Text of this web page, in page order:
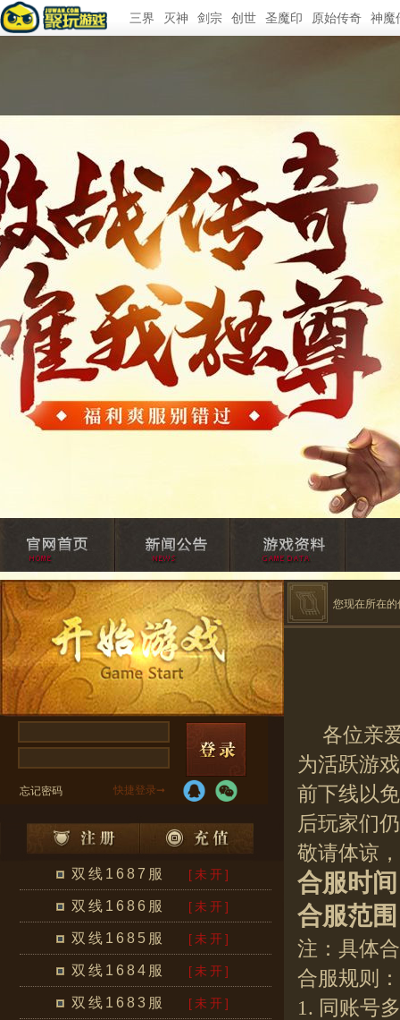
三界 灭神 剑宗 创世 圣魔印 原始传奇 神魔
双线1687服 [未开]
双线1686服 [未开]
双线1685服 [未开]
双线1684服 [未开]
双线1683服 [未开]
您现在所在
各位亲
为活跃游
前下线以
后玩家们
敬请体谅
合服时间
合服范
注：具体
合服规则：
1. 同账号